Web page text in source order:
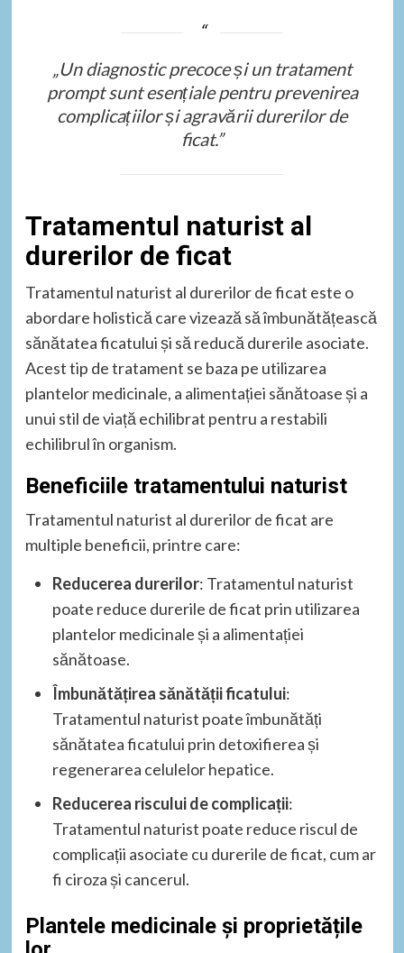
„Un diagnostic precoce și un tratament
prompt sunt esențiale pentru prevenirea
complicațiilor și agravării durerilor de
ficat.”
Tratamentul naturist al
durerilor de ficat
Tratamentul naturist al durerilor de ficat este o
abordare holistică care vizează să îmbunătățească
sănătatea ficatului și să reducă durerile asociate.
Acest tip de tratament se baza pe utilizarea
plantelor medicinale, a alimentației sănătoase și a
unui stil de viață echilibrat pentru a restabili
echilibrul în organism.
Beneficiile tratamentului naturist
Tratamentul naturist al durerilor de ficat are
multiple beneficii, printre care:
Reducerea durerilor: Tratamentul naturist
poate reduce durerile de ficat prin utilizarea
plantelor medicinale și a alimentației
sănătoase.
Îmbunătățirea sănătății ficatului:
Tratamentul naturist poate îmbunătăți
sănătatea ficatului prin detoxifierea și
regenerarea celulelor hepatice.
Reducerea riscului de complicații:
Tratamentul naturist poate reduce riscul de
complicații asociate cu durerile de ficat, cum ar
fi ciroza și cancerul.
Plantele medicinale și proprietățile